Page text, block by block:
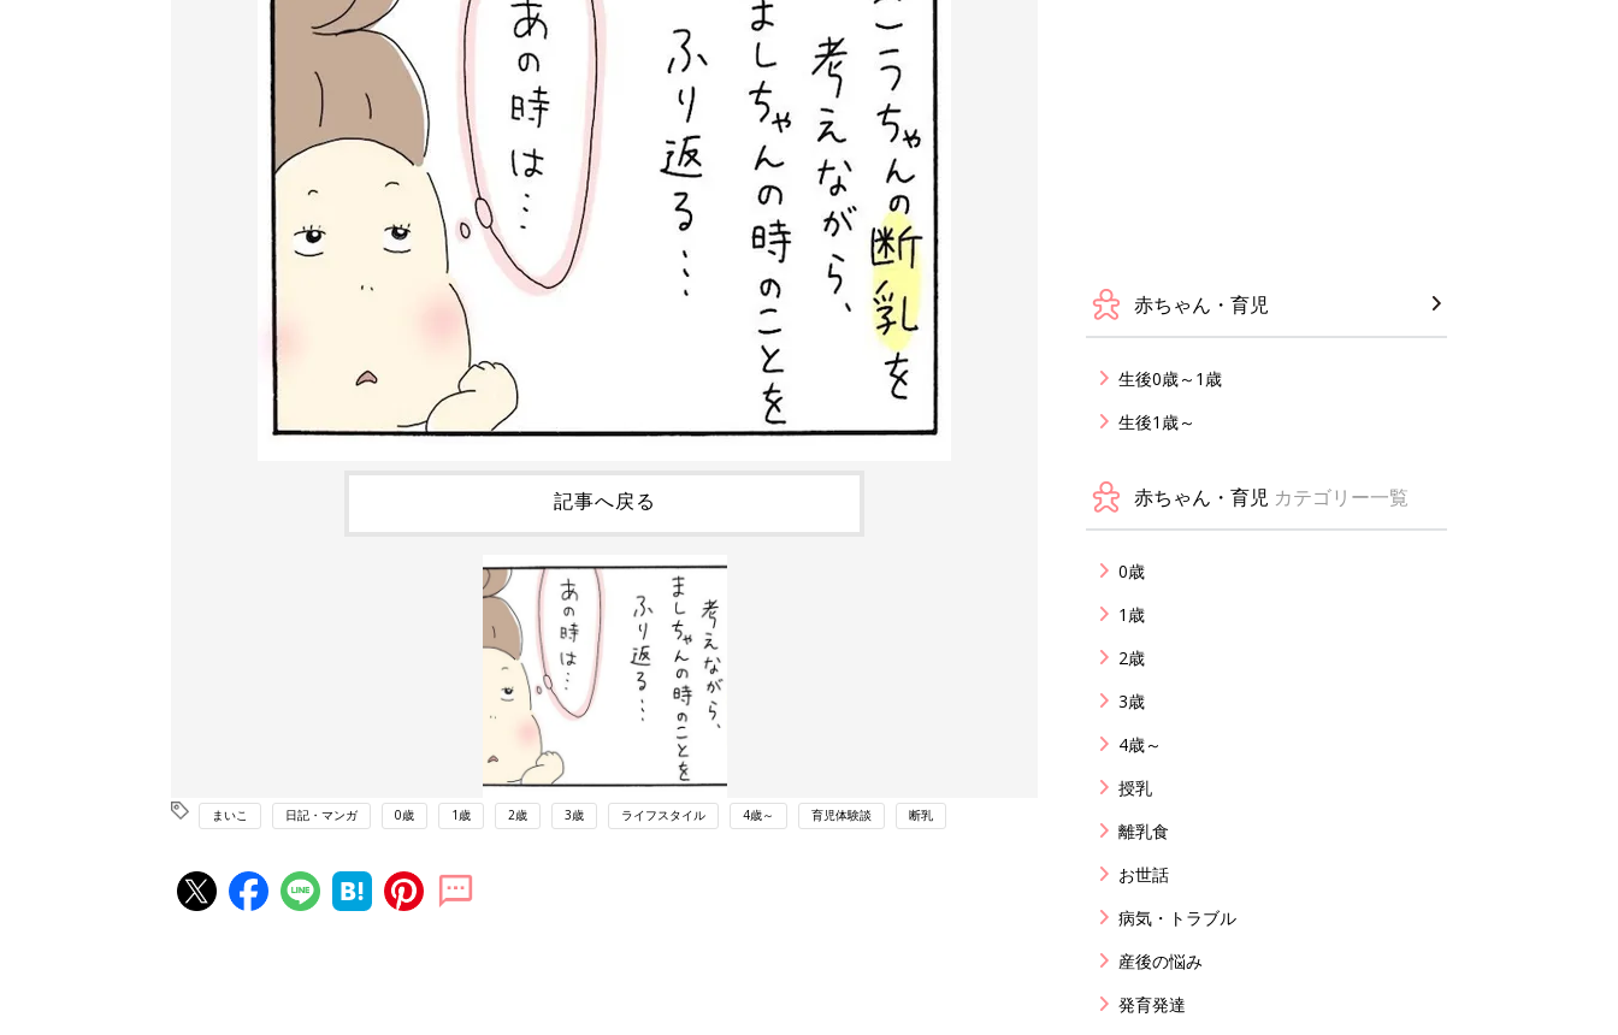
記事へ戻る
まいこ 日記・マンガ 0歳 1歳 2歳 3歳 ライフスタイル 4歳～ 育児体験談 断乳
赤ちゃん・育児
生後0歳～1歳
生後1歳～
赤ちゃん・育児 カテゴリー一覧
0歳
1歳
2歳
3歳
4歳～
授乳
離乳食
お世話
病気・トラブル
産後の悩み
発育発達